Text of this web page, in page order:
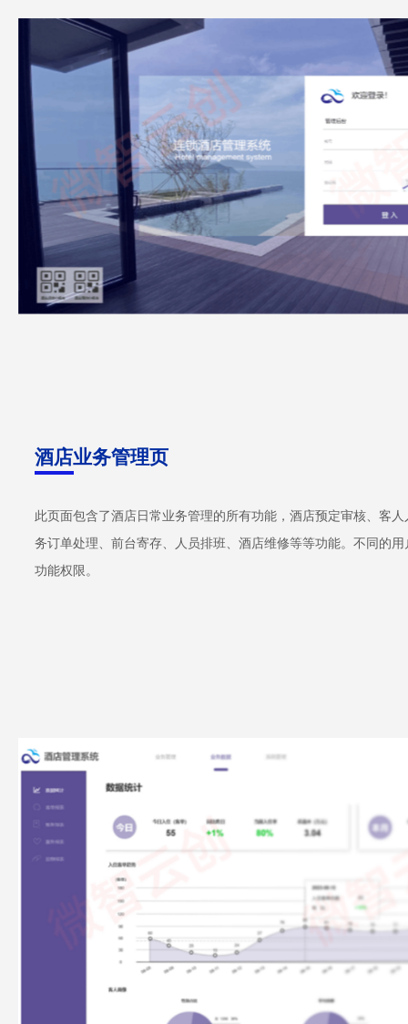
酒店业务管理页
此页面包含了酒店日常业务管理的所有功能，酒店预定审核、客
务订单处理、前台寄存、人员排班、酒店维修等等功能。不同的
功能权限。